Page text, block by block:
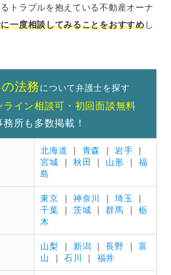
トラブルを抱えている不動産オーナ
一度相談してみることをおすすめし
法務について弁護士を探す
ライン相談可・初回面談無料
務所も多数掲載！
北海道 ｜ 青森 ｜岩手 ｜
宮城 ｜ 秋田 ｜ 山形 ｜ 福
島
東京 ｜ 神奈川 ｜埼玉
｜
千葉 ｜ 茨城 ｜群馬 ｜ 栃
木
山梨 ｜ 新潟 ｜長野 ｜ 富
山
｜石川 ｜ 福井